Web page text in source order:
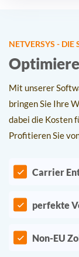
NETVERSYS - DIE
Mit unserer
bringen Sie Ihre
dabei die Kosten
Profitieren Sie
Carrier
perfekte
Non-EU